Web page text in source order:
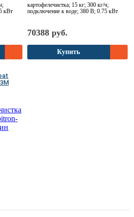
кВт
картофелечистка; 15 кг; 300 кг/ч;
подключение к воде; 380 В; 0.75 кВт
70388 руб.
Купить